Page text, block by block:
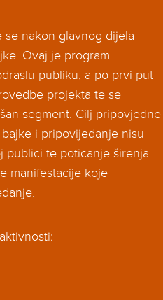
nakon glavnog dijela
Ovaj je program
publiku, a po prvi put
projekta te se
segment. Cilj pripovjedne
i pripovijedanje nisu
publici te poticanje širenja
manifestacije koje